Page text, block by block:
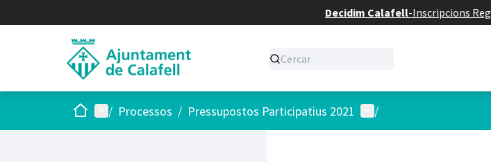
Decidim Calafell-Inscripcions
Inici Menú principal
/ Processos / Pressupostos Participatius 2021 Menú d'usuari
/